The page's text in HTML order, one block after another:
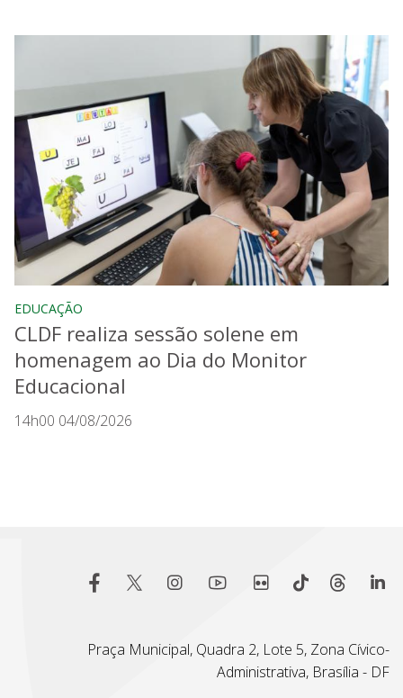
EDUCAÇÃO
CLDF realiza sessão solene em
homenagem ao Dia do Monitor
Educacional
14h00 04/08/2026
Praça Municipal, Quadra 2, Lote 5, Zona Cívico-
Administrativa, Brasília - DF